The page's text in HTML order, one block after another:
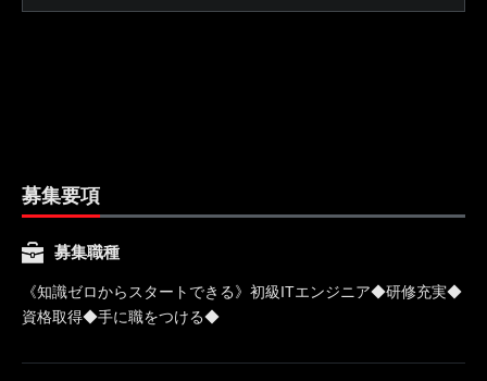
募集要項
募集職種
《知識ゼロからスタートできる》初級ITエンジニア◆研修充実◆
資格取得◆手に職をつける◆